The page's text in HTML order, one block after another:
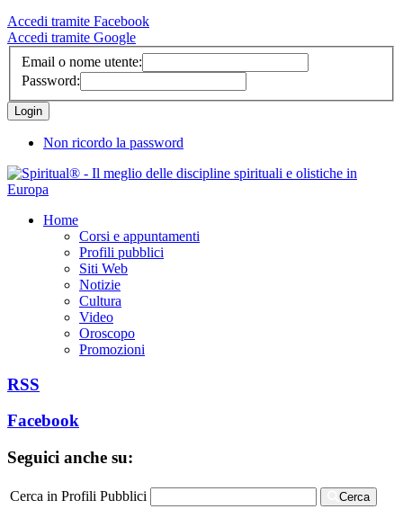
Accedi tramite Facebook
Accedi tramite Google
Email o nome utente:
Password:
Non ricordo la password
Home
Corsi e appuntamenti
Profili pubblici
Siti Web
Notizie
Cultura
Video
Oroscopo
Promozioni
RSS
Facebook
Seguici anche su:
Cerca in Profili Pubblici Cerca